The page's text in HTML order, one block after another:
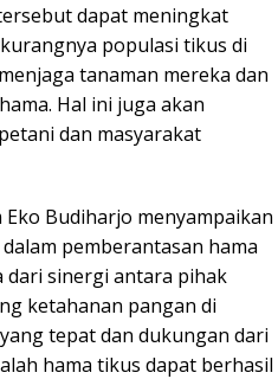
dapat meningkat
populasi tikus di
tanaman mereka dan
Hal ini juga akan
dan masyarakat
Budiharjo menyampaikan
pemberantasan hama
dari sinergi antara pihak
ketahanan pangan di
tepat dan dukungan dari
hama tikus dapat berhasil